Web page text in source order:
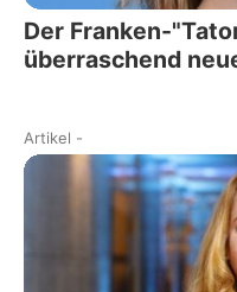
Der Franken-
überraschend
Artikel -